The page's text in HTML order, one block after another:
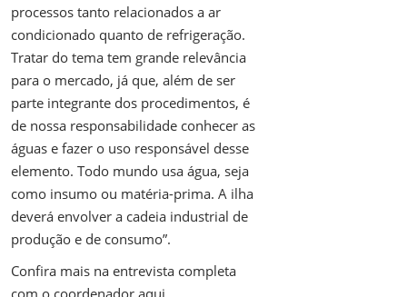
processos tanto relacionados a ar
condicionado quanto de refrigeração.
Tratar do tema tem grande relevância
para o mercado, já que, além de ser
parte integrante dos procedimentos, é
de nossa responsabilidade conhecer as
águas e fazer o uso responsável desse
elemento. Todo mundo usa água, seja
como insumo ou matéria-prima. A ilha
deverá envolver a cadeia industrial de
produção e de consumo”.
Confira mais na entrevista completa